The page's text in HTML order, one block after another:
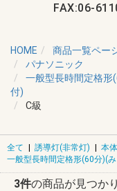
FAX:06-
HOME 商品一覧ペー
パナソニック
一般型長時間定格形
付)
C級
全て | 誘導灯(非常灯) | 本
一般型長時間定格形(60分)(
3件の商品が見つか